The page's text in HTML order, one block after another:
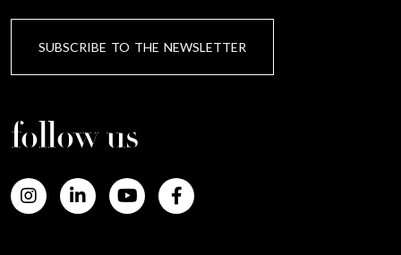
SUBSCRIBE TO THE NEWSLETTER
follow us